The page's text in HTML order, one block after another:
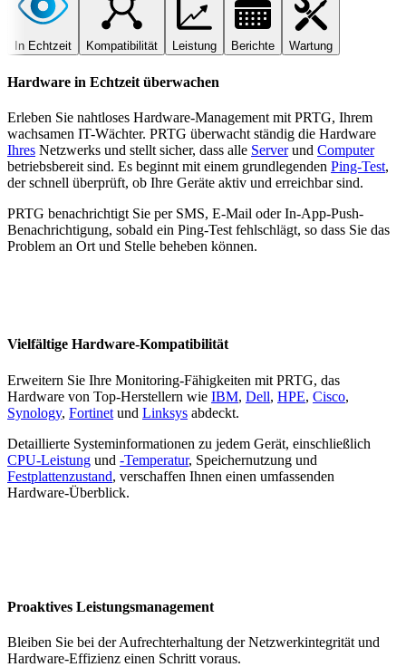
In Echtzeit Kompatibilität Leistung Berichte Wartung
Hardware in Echtzeit überwachen
Erleben Sie nahtloses Hardware-Management mit PRTG, Ihrem
wachsamen IT-Wächter. PRTG überwacht ständig die Hardware
Ihres Netzwerks und stellt sicher, dass alle Serverund Computer
betriebsbereit sind. Es beginnt mit einem grundlegenden Ping-Test,
der schnell überprüft, ob Ihre Geräte aktiv und erreichbar sind.
PRTG benachrichtigt Sie per SMS, E-Mail oder In-App-Push-
Benachrichtigung, sobald ein Ping-Test fehlschlägt, so dass Sie das
Problem an Ort und Stelle beheben können.
Vielfältige Hardware-Kompatibilität
Erweitern Sie Ihre Monitoring-Fähigkeiten mit PRTG, das
Hardware von Top-Herstellern wie IBM, Dell, HPE, Cisco,
Synology, Fortinet und Linksys abdeckt.
Detaillierte Systeminformationen zu jedem Gerät, einschließlich
CPU-Leistung und -Temperatur, Speichernutzung und
Festplattenzustand, verschaffen Ihnen einen umfassenden
Hardware-Überblick.
Proaktives Leistungsmanagement
Bleiben Sie bei der Aufrechterhaltung der Netzwerkintegrität und
Hardware-Effizienz einen Schritt voraus.